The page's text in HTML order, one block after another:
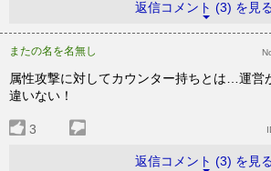
返信コメント (3) を見
またの名を名無し
属性攻撃に対してカウンター持ちとは…運営
違いない！
3
返信コメント (3) を見